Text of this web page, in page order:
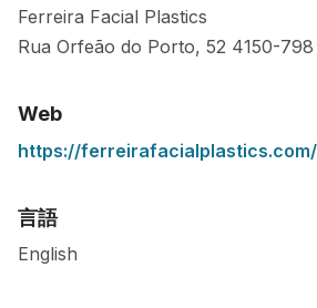
Ferreira Facial Plastics
Rua Orfeão do Porto, 52 4150-798
Web
https://ferreirafacialplastics.com/
言語
English